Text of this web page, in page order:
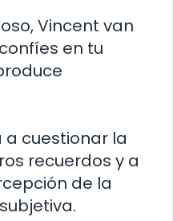
Vincent van
en tu
a cuestionar la
recuerdos y a
de la